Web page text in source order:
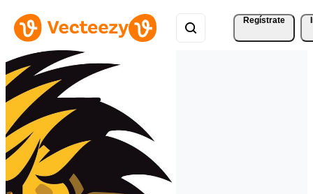
Regístrate